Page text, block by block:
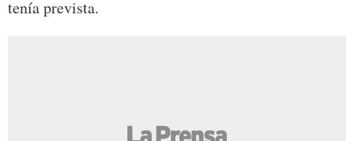
tenía prevista.